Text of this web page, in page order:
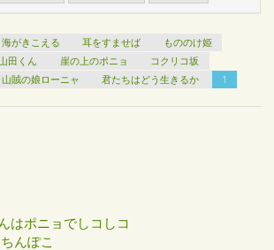
海がきこえる 耳をすませば
もののけ姫
田くん
崖の上のポニョ
コクリコ坂
山賊の娘ローニャ 君たちはどう生きるか 1
はポニョでしコしコ
んぽこ